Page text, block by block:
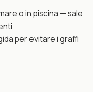
o in piscina — sale
per evitare i graffi